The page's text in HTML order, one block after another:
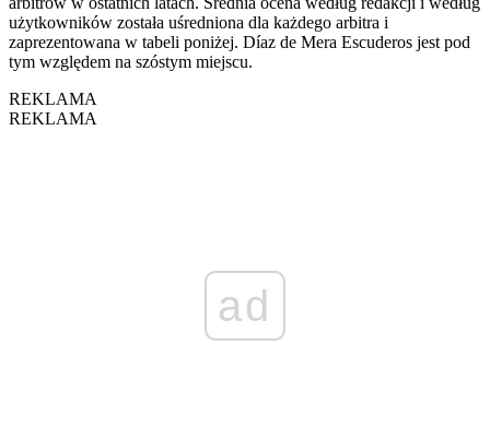
użytkowników została uśredniona dla każdego arbitra i
zaprezentowana w tabeli poniżej. Díaz de Mera Escuderos jest pod
tym względem na szóstym miejscu.
REKLAMA
REKLAMA
ad